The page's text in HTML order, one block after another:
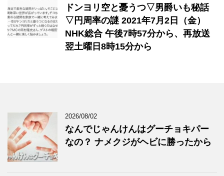
ドンヨリ空と憂うつ▽男爵いも秘話
▽円周率の謎 2021年7月2日（金）
NHK総合 午後7時57分から、再放送
翌土曜日8時15分から
2026/08/02
なんでじゃんけんはグーチョキパー
なの？ ナメクジがヘビに勝ったから